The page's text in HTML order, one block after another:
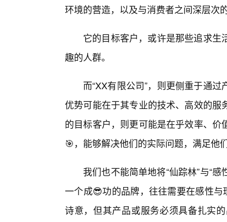
环境的营造，以及与消费者之间深层次
它的目标客户，或许是那些追求
趣的人群。
而“XX有限公司”，则更侧重于通
优势可能在于其专业的技术、高效的
的目标客户，则更可能是在乎效率、
🎯，能够解决他们的实际问题，满足他
我们也不能简单地将“仙踪林”与“感
一个成😎功的品牌，往往需要在感性
诗意，但其产品或服务必须具备扎实